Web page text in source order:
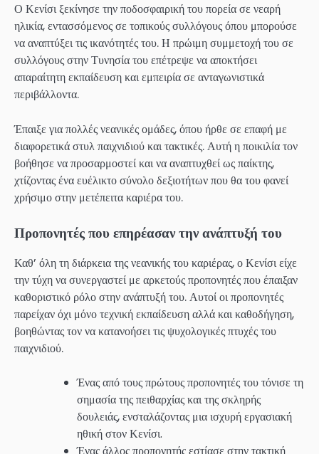
Ο Κενίσι ξεκίνησε την ποδοσφαιρική του πορεία σε νεαρή
ηλικία, εντασσόμενος σε τοπικούς συλλόγους όπου μπορούσε
να αναπτύξει τις ικανότητές του. Η πρώιμη συμμετοχή του σε
συλλόγους στην Τυνησία του επέτρεψε να αποκτήσει
απαραίτητη εκπαίδευση και εμπειρία σε ανταγωνιστικά
περιβάλλοντα.
Έπαιξε για πολλές νεανικές ομάδες, όπου ήρθε σε επαφή με
διαφορετικά στυλ παιχνιδιού και τακτικές. Αυτή η ποικιλία τον
βοήθησε να προσαρμοστεί και να αναπτυχθεί ως παίκτης,
χτίζοντας ένα ευέλικτο σύνολο δεξιοτήτων που θα του φανεί
χρήσιμο στην μετέπειτα καριέρα του.
Προπονητές που επηρέασαν την ανάπτυξή του
Καθ’ όλη τη διάρκεια της νεανικής του καριέρας, ο Κενίσι είχε
την τύχη να συνεργαστεί με αρκετούς προπονητές που έπαιξαν
καθοριστικό ρόλο στην ανάπτυξή του. Αυτοί οι προπονητές
παρείχαν όχι μόνο τεχνική εκπαίδευση αλλά και καθοδήγηση,
βοηθώντας τον να κατανοήσει τις ψυχολογικές πτυχές του
παιχνιδιού.
Ένας από τους πρώτους προπονητές του τόνισε τη
σημασία της πειθαρχίας και της σκληρής
δουλειάς, ενσταλάζοντας μια ισχυρή εργασιακή
ηθική στον Κενίσι.
Ένας άλλος προπονητής εστίασε στην τακτική